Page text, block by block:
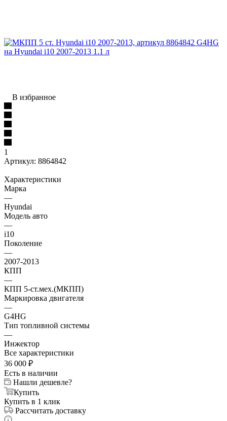
В избранное
1
Артикул: 8864842
Характеристики
Марка
—
Hyundai
Модель авто
—
i10
Поколение
—
2007-2013
КПП
—
КПП 5-ст.мех.(МКПП)
Маркировка двигателя
—
G4HG
Тип топливной системы
—
Инжектор
Все характеристики
36 000 ₽
Есть в наличии
Нашли дешевле?
Купить
Купить в 1 клик
Рассчитать доставку